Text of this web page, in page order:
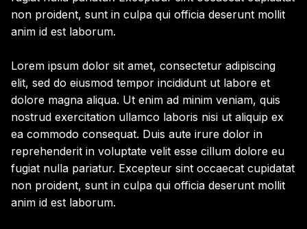
non proident, sunt in culpa qui officia deserunt mollit
anim id est laborum.
Lorem ipsum dolor sit amet, consectetur adipiscing
elit, sed do eiusmod tempor incididunt ut labore et
dolore magna aliqua. Ut enim ad minim veniam, quis
nostrud exercitation ullamco laboris nisi ut aliquip ex
ea commodo consequat. Duis aute irure dolor in
reprehenderit in voluptate velit esse cillum dolore eu
fugiat nulla pariatur. Excepteur sint occaecat cupidatat
non proident, sunt in culpa qui officia deserunt mollit
anim id est laborum.